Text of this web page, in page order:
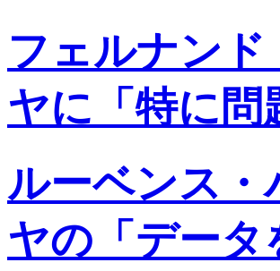
フェルナン
ヤに「特に問
ルーベンス
ヤの「デー